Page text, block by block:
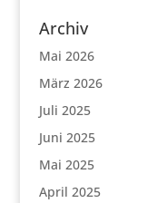
Archiv
Mai 2026
März 2026
Juli 2025
Juni 2025
Mai 2025
April 2025